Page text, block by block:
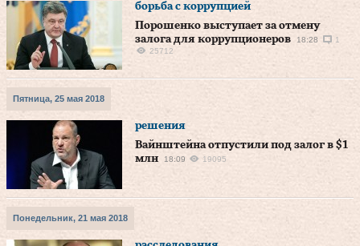
борьба с коррупцией
Порошенко выступает за отмену
залога для коррупционеров
18:28
1
25712
Пятница, 25 мая 2018
решения
Вайнштейна отпустили под залог в $1
млн
18:09 19095
Понедельник, 21 мая 2018